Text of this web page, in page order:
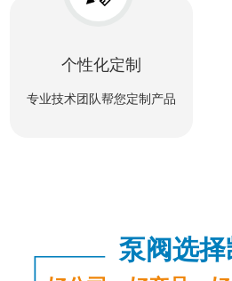
个性化定制
专业技术团队帮您定制产品
泵阀选